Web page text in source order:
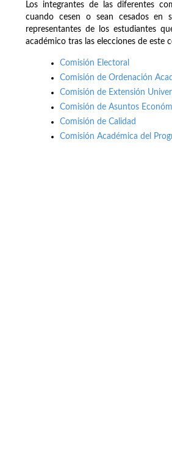
Los integrantes de las diferentes
cuando cesen o sean cesados en
representantes de los estudiantes
académico tras las elecciones de este
Comisión Electoral
Comisión de Ordenación
Comisión de Extensión
Comisión de Asuntos
Comisión de Calidad
Comisión Académica del